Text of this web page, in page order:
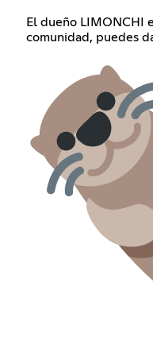
El dueño LIMONCHI
comunidad, puedes